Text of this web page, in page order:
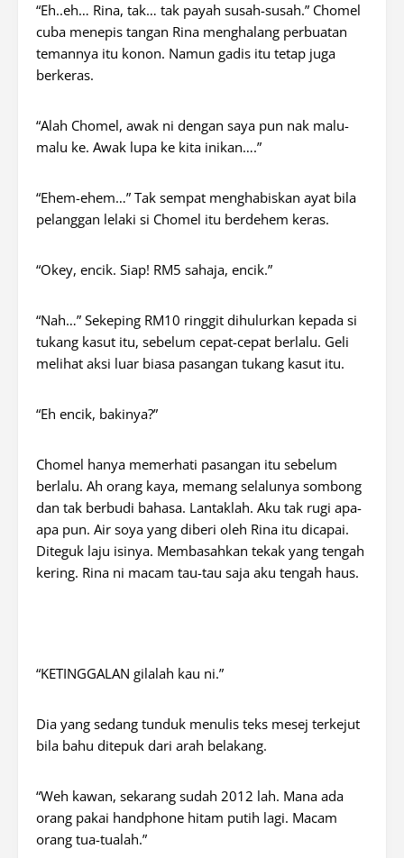
“Eh..eh… Rina, tak… tak payah susah-susah.” Chomel
cuba menepis tangan Rina menghalang perbuatan
temannya itu konon. Namun gadis itu tetap juga
berkeras.
“Alah Chomel, awak ni dengan saya pun nak malu-
malu ke. Awak lupa ke kita inikan….”
“Ehem-ehem…” Tak sempat menghabiskan ayat bila
pelanggan lelaki si Chomel itu berdehem keras.
“Okey, encik. Siap! RM5 sahaja, encik.”
“Nah…” Sekeping RM10 ringgit dihulurkan kepada si
tukang kasut itu, sebelum cepat-cepat berlalu. Geli
melihat aksi luar biasa pasangan tukang kasut itu.
“Eh encik, bakinya?”
Chomel hanya memerhati pasangan itu sebelum
berlalu. Ah orang kaya, memang selalunya sombong
dan tak berbudi bahasa. Lantaklah. Aku tak rugi apa-
apa pun. Air soya yang diberi oleh Rina itu dicapai.
Diteguk laju isinya. Membasahkan tekak yang tengah
kering. Rina ni macam tau-tau saja aku tengah haus.
“KETINGGALAN gilalah kau ni.”
Dia yang sedang tunduk menulis teks mesej terkejut
bila bahu ditepuk dari arah belakang.
“Weh kawan, sekarang sudah 2012 lah. Mana ada
orang pakai handphone hitam putih lagi. Macam
orang tua-tualah.”